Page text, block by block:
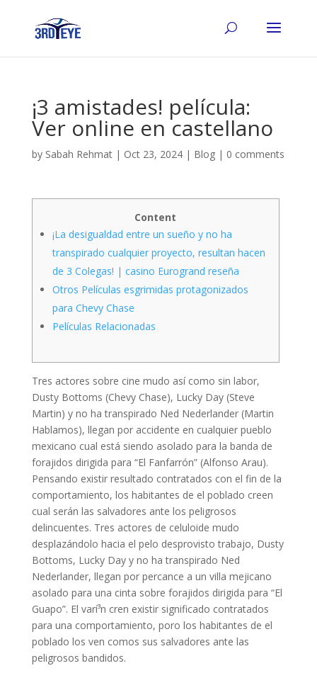
¡3 amistades! película:
Ver online en castellano
by Sabah Rehmat| Oct 23, 2024| Blog| 0 comments
Content
¡La desigualdad entre un sueño y no ha
transpirado cualquier proyecto, resultan hacen
de 3 Colegas! | casino Eurogrand reseña
Otros Películas esgrimidas protagonizados
para Chevy Chase
Películas Relacionadas
Tres actores sobre cine mudo así­ como sin labor,
Dusty Bottoms (Chevy Chase), Lucky Day (Steve
Martin) y no ha transpirado Ned Nederlander (Martin
Hablamos), llegan por accidente en cualquier pueblo
mexicano cual está siendo asolado para la banda de
forajidos dirigida para “El Fanfarrón” (Alfonso Arau).
Pensando existir resultado contratados con el fin de la
comportamiento, los habitantes de el poblado creen
cual serán las salvadores ante los peligrosos
delincuentes. Tres actores de celuloide mudo
desplazándolo hacia el pelo desprovisto trabajo, Dusty
Bottoms, Lucky Day y no ha transpirado Ned
Nederlander, llegan por percance a un villa mejicano
asolado para una cinta sobre forajidos dirigida para “El
Guapo”. El varí³n cren existir significado contratados
para una comportamiento, poro los habitantes de el
poblado los ven comos sus salvadores ante las
peligrosos bandidos.